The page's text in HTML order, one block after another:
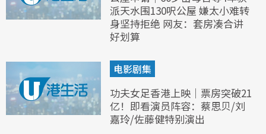
派天水围130呎公屋 嫌太小难转
身坚持拒绝 网友：套房凑合讲
好划算
电影剧集
功夫女足香港上映｜票房突破21
亿！即看演员阵容：蔡思贝/刘
嘉玲/佐藤健特别演出